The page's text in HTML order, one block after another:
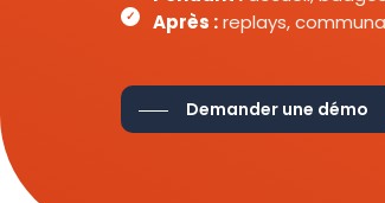
Après :replays,
Demander une démo